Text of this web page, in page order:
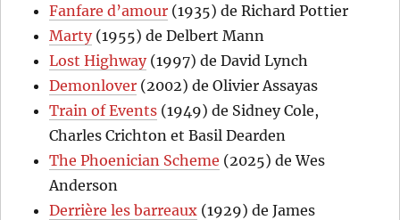
Fanfare d’amour (1935) de Richard Pottier
Marty(1955) de Delbert Mann
Lost Highway(1997) de David Lynch
Demonlover (2002) de Olivier Assayas
Train of Events (1949) de Sidney Cole,
Charles Crichton et Basil Dearden
The Phoenician Scheme (2025) de Wes
Anderson
Derrière les barreaux (1929) de James